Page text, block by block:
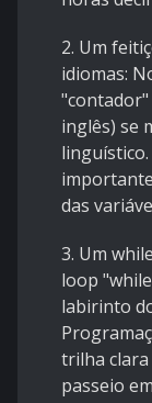
2. Um
idiomas:
"contador"
inglês) se
das
3. Um
loop
labirinto
trilha clara
passeio